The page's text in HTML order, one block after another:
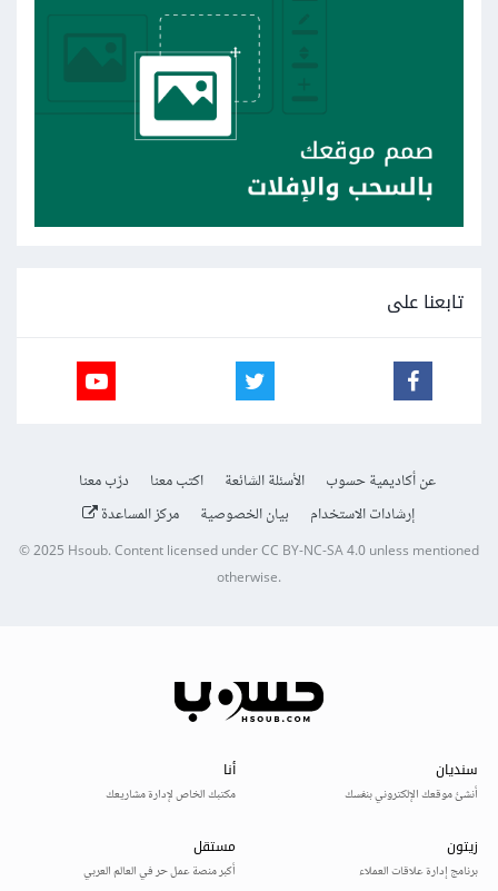
تابعنا على
عن أكاديمية حسوب الأسئلة الشائعة اكتب معنا
درّب معنا
إرشادات الاستخدام
بيان الخصوصية مركز المساعدة
© 2025Hsoub.Content licensed underCC BY-NC-SA 4.0unless mentioned
otherwise.